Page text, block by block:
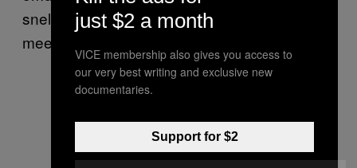
snel mogelijk in de crowd. Vooral als er
meerdere bars zijn kun je deze pullen.
just $2 a month
VICE membership also gives you access to
our very best writing and exclusive new
documentaries.
Support for $2